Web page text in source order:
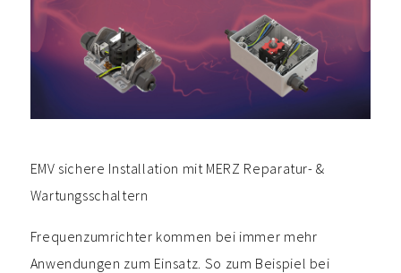
EMV sichere Installation mit MERZ Reparatur- &
Wartungsschaltern
Frequenzumrichter kommen bei immer mehr
Anwendungen zum Einsatz. So zum Beispiel bei